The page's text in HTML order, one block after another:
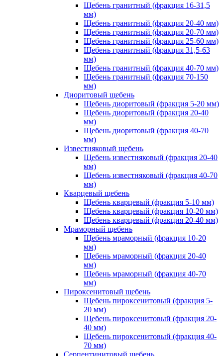
Щебень гранитный (фракция 16-31,5
мм)
Щебень гранитный (фракция 20-40 мм)
Щебень гранитный (фракция 20-70 мм)
Щебень гранитный (фракция 25-60 мм)
Щебень гранитный (фракция 31,5-63
мм)
Щебень гранитный (фракция 40-70 мм)
Щебень гранитный (фракция 70-150
мм)
Диоритовый щебень
Щебень диоритовый (фракция 5-20 мм)
Щебень диоритовый (фракция 20-40
мм)
Щебень диоритовый (фракция 40-70
мм)
Известняковый щебень
Щебень известняковый (фракция 20-40
мм)
Щебень известняковый (фракция 40-70
мм)
Кварцевый щебень
Щебень кварцевый (фракция 5-10 мм)
Щебень кварцевый (фракция 10-20 мм)
Щебень кварцевый (фракция 20-40 мм)
Мраморный щебень
Щебень мраморный (фракция 10-20
мм)
Щебень мраморный (фракция 20-40
мм)
Щебень мраморный (фракция 40-70
мм)
Пироксенитовый щебень
Щебень пироксенитовый (фракция 5-
20 мм)
Щебень пироксенитовый (фракция 20-
40 мм)
Щебень пироксенитовый (фракция 40-
70 мм)
Серпентинитовый щебень